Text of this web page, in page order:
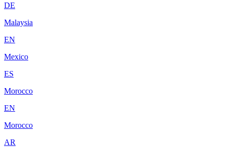
DE
Malaysia
EN
Mexico
ES
Morocco
EN
Morocco
AR